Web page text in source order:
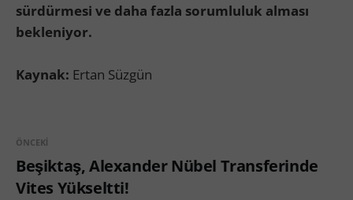
sürdürmesi ve daha fazla sorumluluk alması
bekleniyor.
Kaynak: Ertan Süzgün
ÖNCEKI
Beşiktaş, Alexander Nübel Transferinde
Vites Yükseltti!